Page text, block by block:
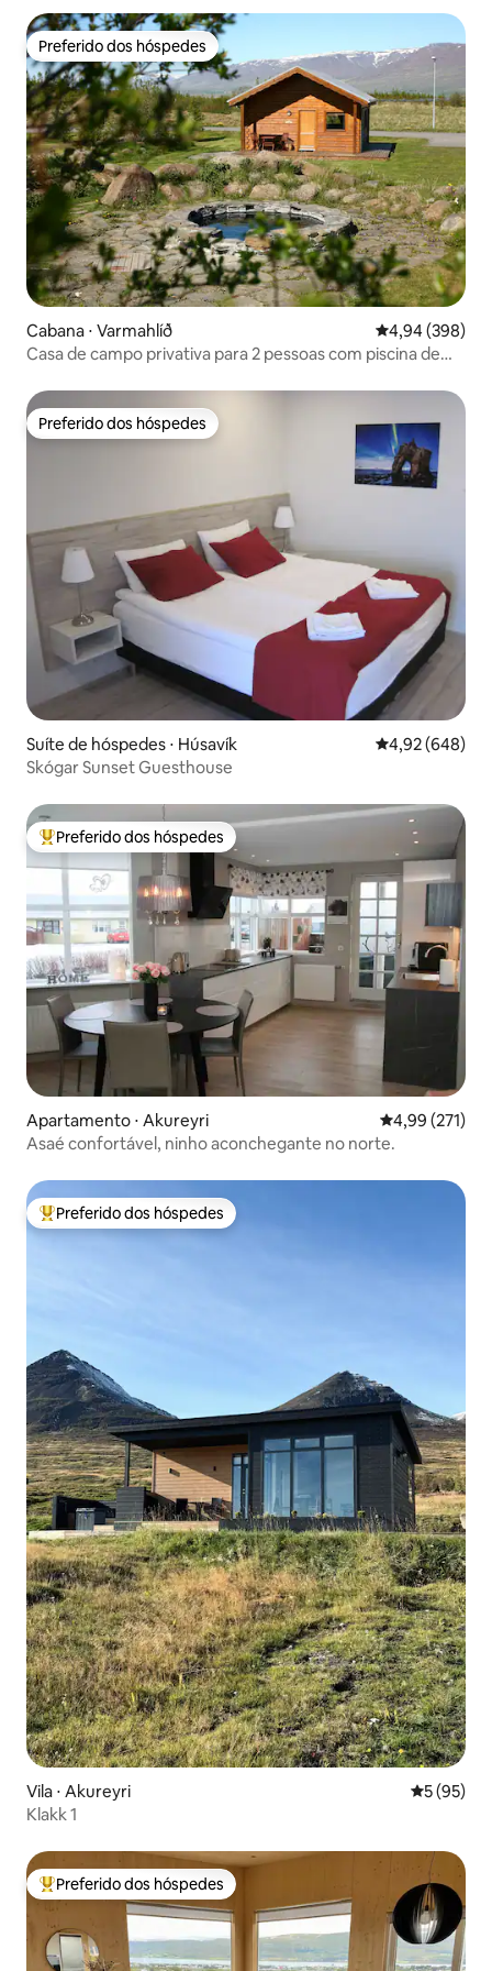
Preferido dos hóspedes
Preferido dos hóspedes
Cabana ⋅ Varmahlíð 4,94 de uma
4,94 (398)
Casa de campo privativa para 2 pessoas com piscina de
Preferido dos hóspedes
Preferido dos hóspedes
Suíte de hóspedes ⋅ Húsavík 4,92 de uma
4,92 (648)
Skógar Sunset Guesthouse
Entre os melhores preferidos dos hóspedes
Preferido dos hóspedes
Apartamento ⋅ Akureyri 4,99 de uma
4,99 (271)
Asaé confortável, ninho aconchegante no norte.
Entre os melhores preferidos dos hóspedes
Preferido dos hóspedes
Vila ⋅ Akureyri 5 de uma
5 (95)
Klakk 1
Entre os melhores preferidos dos hóspedes
Preferido dos hóspedes